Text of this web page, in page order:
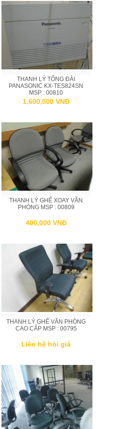
THANH LÝ TỔNG ĐÀI
PANASONIC KX-TES824SN
MSP : 00810
1,600,000 VNĐ
THANH LÝ GHẾ XOAY VĂN
PHÒNG MSP : 00809
400,000 VNĐ
THANH LÝ GHẾ VĂN PHÒNG
CAO CẤP MSP : 00795
Liên hệ hỏi giá